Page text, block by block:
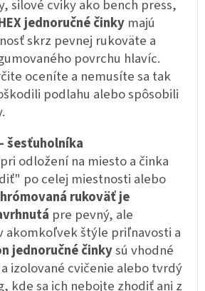
silové cviky ako bench press,
jednoručné činky majú
skrz pevnej rukoväte a
povrchu hlavíc.
oceníte a nemusíte sa tak
podlahu alebo spôsobili
šesťuholníka
pri odložení na miesto a činka
po celej miestnosti alebo
rukoväť je
pre pevný, ale
akomkoľvek štýle priľnavosti a
jednoručné činkysú vhodné
izolované cvičenie alebo tvrdý
kde sa ich nebojte zhodiť ani z